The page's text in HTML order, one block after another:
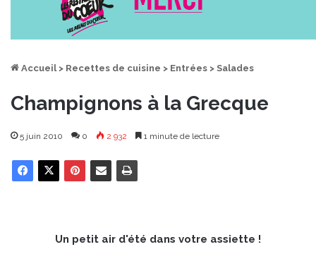
Accueil > Recettes de cuisine > Entrées > Salades
Champignons à la Grecque
5 juin 2010 0 2 932 1 minute de lecture
Un petit air d'été dans votre assiette !